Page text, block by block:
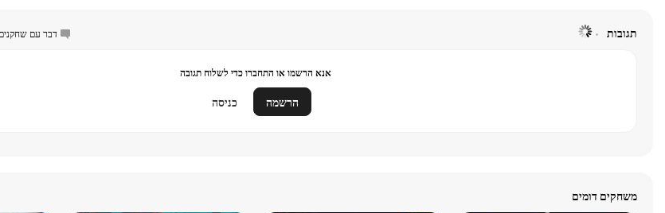
תגובות דבר עם
אנא הרשמו או התחברו כדי לשלוח תגובה
הרשמה כניסה
משחקים דומים